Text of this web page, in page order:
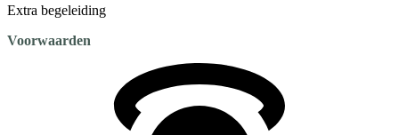
Extra begeleiding
Voorwaarden